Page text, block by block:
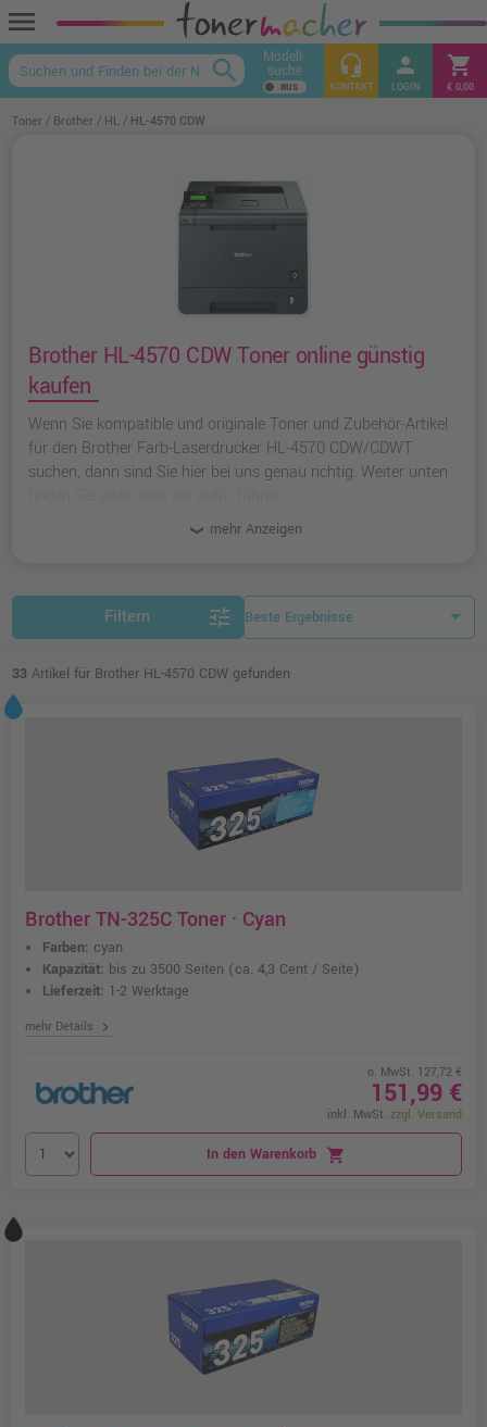
menu
keyboard_arrow_up
search Modell-
suche headset_mic
KONTAKT
person
LOGIN
shopping_cart
€ 0,00
Toner Brother HL HL-4570 CDW
Brother HL-4570 CDW Toner online günstig
kaufen
Wenn Sie kompatible und originale Toner und Zubehör-Artikel
für den Brother Farb-Laserdrucker HL-4570 CDW/CDWT
suchen, dann sind Sie hier bei uns genau richtig. Weiter unten
mehr Anzeigen
Filtern tune
33 Artikel für Brother HL-4570 CDW gefunden
Brother TN-325C Toner · Cyan
Farben: cyan
Kapazität: bis zu 3500 Seiten (ca. 4,3 Cent / Seite)
Lieferzeit: 1-2 Werktage
mehr Details chevron_right
o. MwSt. 127,72 €
151,99 €
inkl. MwSt. zzgl. Versand
In den Warenkorb shopping_cart